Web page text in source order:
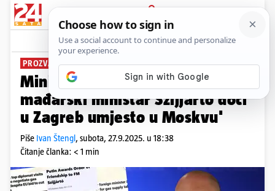
PRIJAVA
News Komentari
PROZVAO KOLEGU MAĐARA
Ministar Šušnjar: 'Mogao bi
mađarski ministar Szijjarto doći
u Zagreb umjesto u Moskvu'
Piše Ivan Štengl, subota, 27.9.2025. u 18:38
Čitanje članka: < 1 min